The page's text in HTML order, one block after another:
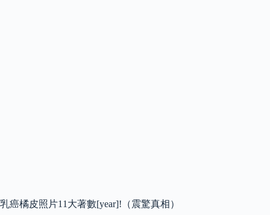
乳癌橘皮照片11大著數[year]!（震驚真相）